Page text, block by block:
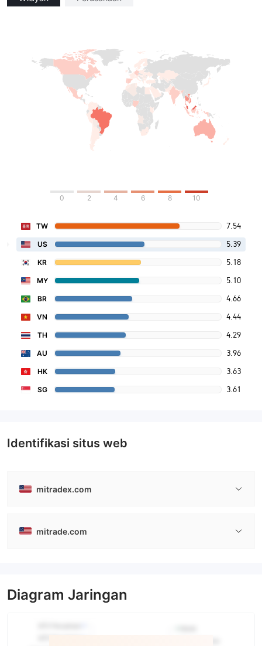
0 2 4 6 8 10
TW 7.54
US 5.39
KR 5.18
MY 5.10
BR 4.66
VN 4.44
TH 4.29
AU 3.96
HK 3.63
SG 3.61
Identifikasi situs web
mitradex.com
mitrade.com
Diagram Jaringan